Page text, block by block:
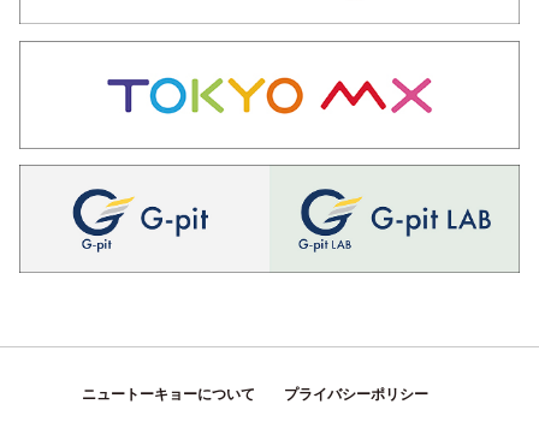
ニュートーキョーについて プライバシーポリシー